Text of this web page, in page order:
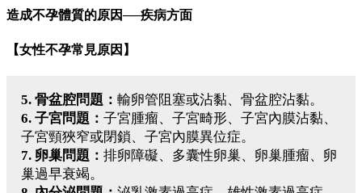
造成不孕體質的原因──疾病方面
【女性不孕常見原因】
5. 骨盆腔問題： 輸卵管阻塞或沾黏、骨盆腔沾黏。
6. 子宮問題： 子宮腫瘤、子宮畸形、子宮內膜沾黏、
子宮頸狹窄或閉鎖、子宮內膜異位症。
7. 卵巢問題： 排卵障礙、多囊性卵巢、卵巢腫瘤、卵
巢過早衰竭。